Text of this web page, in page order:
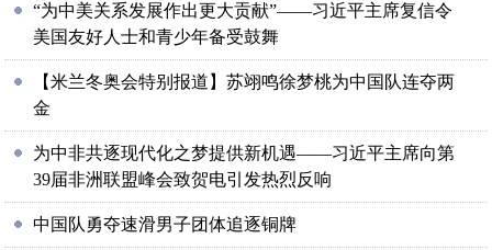
“为中美关系发展作出更大贡献”——习近平主席复信令
美国友好人士和青少年备受鼓舞
【米兰冬奥会特别报道】苏翊鸣徐梦桃为中国队连夺两
金
为中非共逐现代化之梦提供新机遇——习近平主席向第
39届非洲联盟峰会致贺电引发热烈反响
中国队勇夺速滑男子团体追逐铜牌